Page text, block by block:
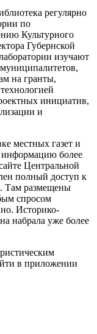
регулярно
по
Культурного
Губернской
изучают
на гранты,
инициатив,
и
местных газет и
информацию более
Центральной
полный доступ к
Там размещены
спросом
Историко-
набрала уже более
в приложении